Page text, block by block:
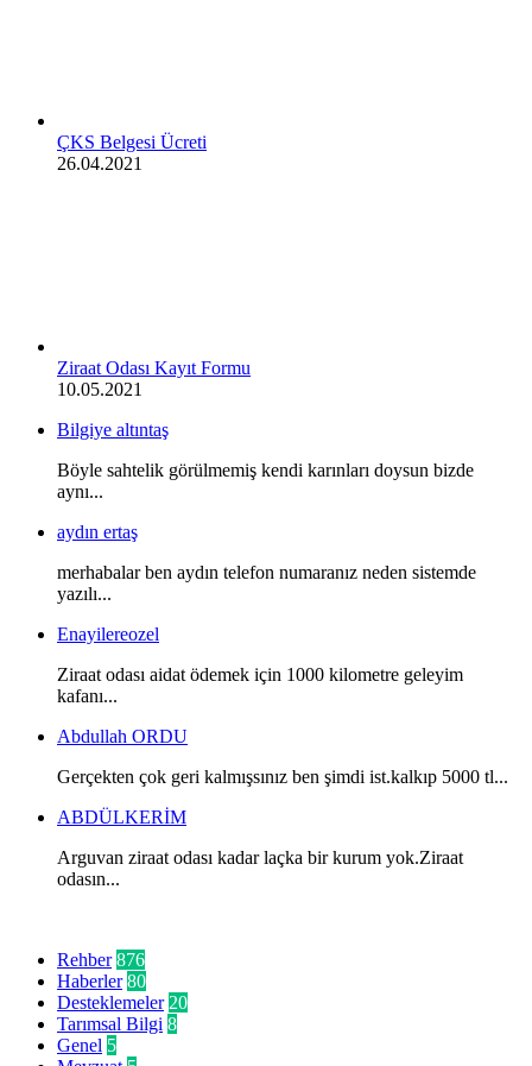
ÇKS Belgesi Ücreti
26.04.2021
Ziraat Odası Kayıt Formu
10.05.2021
Bilgiye altıntaş
Böyle sahtelik görülmemiş kendi karınları doysun bizde
aynı...
aydın ertaş
merhabalar ben aydın telefon numaranız neden sistemde
yazılı...
Enayilereozel
Ziraat odası aidat ödemek için 1000 kilometre geleyim
kafanı...
Abdullah ORDU
Gerçekten çok geri kalmışsınız ben şimdi ist.kalkıp 5000 tl...
ABDÜLKERİM
Arguvan ziraat odası kadar laçka bir kurum yok.Ziraat
odasın...
Rehber 876
Haberler 80
Desteklemeler 20
Tarımsal Bilgi 8
Genel 5